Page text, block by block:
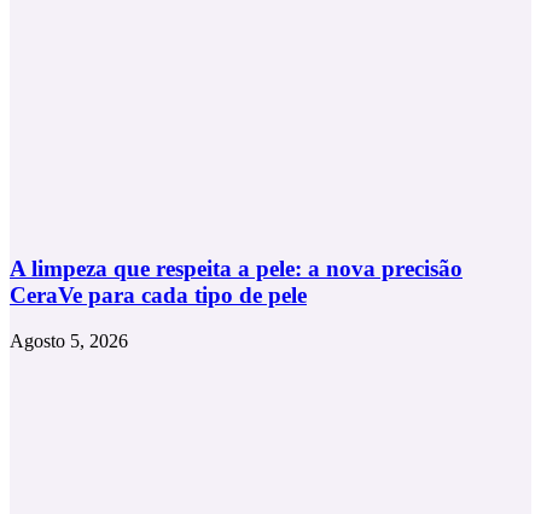
A limpeza que respeita a pele: a nova precisão
CeraVe para cada tipo de pele
Agosto 5, 2026